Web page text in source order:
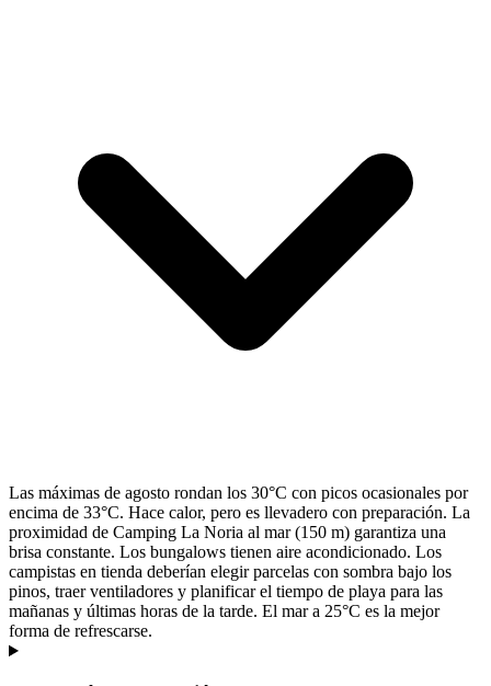
Las máximas de agosto rondan los 30°C con picos ocasionales por
encima de 33°C. Hace calor, pero es llevadero con preparación. La
proximidad de Camping La Noria al mar (150 m) garantiza una
brisa constante. Los bungalows tienen aire acondicionado. Los
campistas en tienda deberían elegir parcelas con sombra bajo los
pinos, traer ventiladores y planificar el tiempo de playa para las
mañanas y últimas horas de la tarde. El mar a 25°C es la mejor
forma de refrescarse.